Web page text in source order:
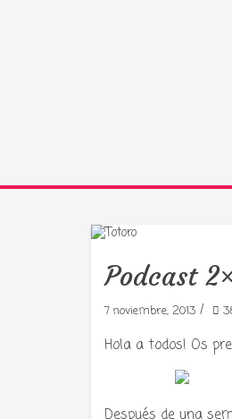
Podcast
7 noviembre, 2013 /
Hola a todos! Os